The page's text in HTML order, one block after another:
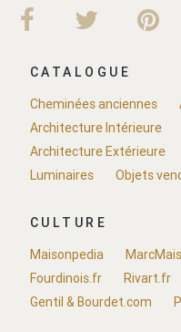
CATALOGUE
Cheminées anciennes
Architecture Intérieure
Architecture Extérieure
Luminaires
Objets
CULTURE
Maisonpedia
Fourdinois.fr
Rivart.fr
Gentil & Bourdet.com